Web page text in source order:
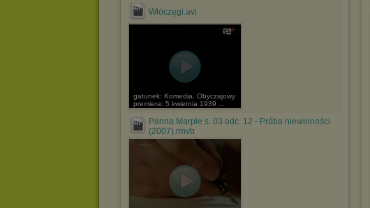
Włóczęgi.avi
gatunek: Komedia, Obyczajowy
premiera: 5 kwietnia 1939 ...
Panna Marple s. 03 odc. 12 - Próba niewinności
(2007).rmvb